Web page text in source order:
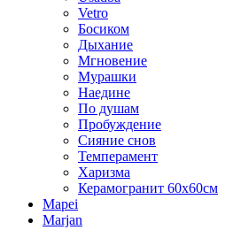
Vetro
Босиком
Дыхание
Мгновение
Мурашки
Наедине
По душам
Пробуждение
Сияние снов
Темперамент
Харизма
Керамогранит 60х60см
Mapei
Marjan